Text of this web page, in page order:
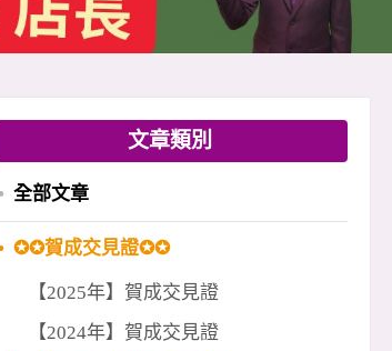
文章類別
全部文章
✪✪賀成交見證✪✪
【2025年】賀成交見證
【2024年】賀成交見證